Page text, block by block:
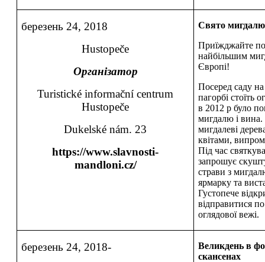
березень 24, 2018
Hustopeče
Організатор
Turistické informační centrum
Hustopeče
Dukelské nám. 23
https://www.slavnosti-
mandloni.cz/
Свято мигдалю
Приїжджайте
найбільшим
Європі!
Посеред саду
пагорбі стоїть
в 2012 р було
мигдалю і вина.
мигдалеві
квітами,
Під час
запрошує
страви з
ярмарку та
Густопече
відправитися
оглядової вежі.
березень 24, 2018-
Великдень в
скансенах